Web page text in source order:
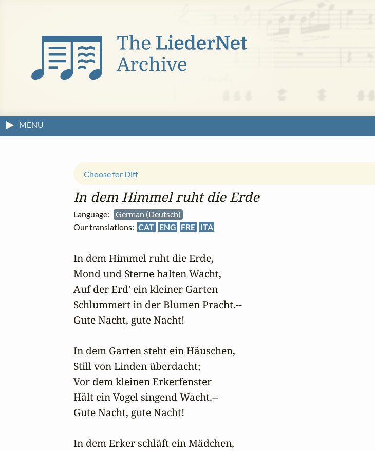
MENU
In dem Himmel ruht die Erde
Language:
German (Deutsch)
Our translations: CAT ENG FRE ITA
Choose for Diff
In dem Himmel ruht die Erde,
Mond und Sterne halten Wacht,
Auf der Erd' ein kleiner Garten
Schlummert in der Blumen Pracht.--
Gute Nacht, gute Nacht!
In dem Garten steht ein Häuschen,
Still von Linden überdacht;
Vor dem kleinen Erkerfenster
Hält ein Vogel singend Wacht.--
Gute Nacht, gute Nacht!
In dem Erker schläft ein Mädchen,